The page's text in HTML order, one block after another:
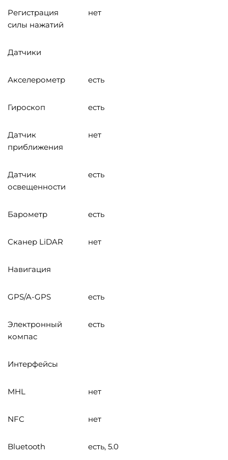
Регистрация
силы нажатий
нет
Датчики
Акселерометр есть
Гироскоп есть
Датчик
приближения
нет
Датчик
освещенности
есть
Барометр есть
Сканер LiDAR нет
Навигация
GPS/A-GPS есть
Электронный
компас
есть
Интерфейсы
MHL нет
NFC нет
Bluetooth есть, 5.0